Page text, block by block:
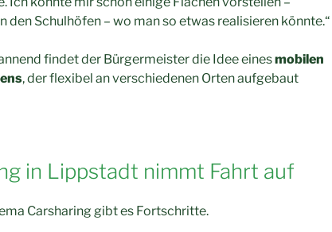
den Schulhöfen – wo man so etwas realisieren könnte.“
findet der Bürgermeister die Idee einesmobilen
, der flexibel an verschiedenen Orten aufgebaut
in Lippstadt nimmt Fahrt auf
Carsharing gibt es Fortschritte.